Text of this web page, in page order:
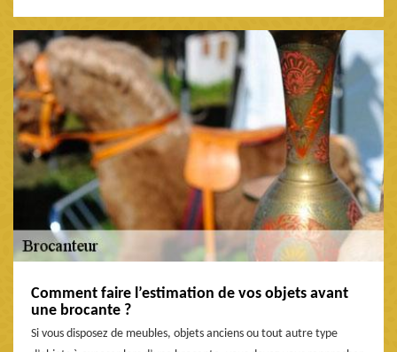
Comment faire l’estimation de vos objets avant
une brocante ?
Si vous disposez de meubles, objets anciens ou tout autre type